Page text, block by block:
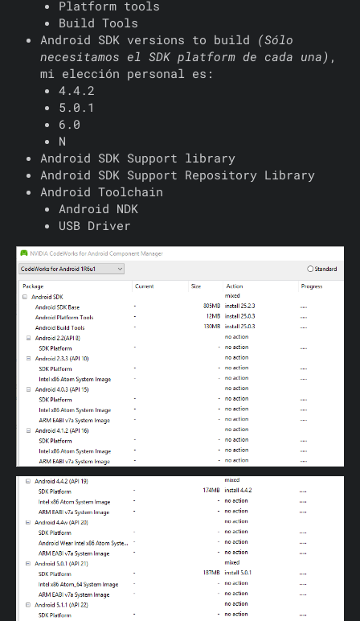
Platform tools
Build Tools
Android SDK versions to build (Sólo
necesitamos el SDK platform de cada una) ,
mi elección personal es:
4.4.2
5.0.1
6.0
N
Android SDK Support library
Android SDK Support Repository Library
Android Toolchain
Android NDK
USB Driver